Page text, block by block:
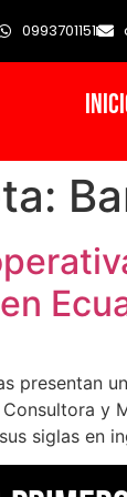
0993701151
presentan
y
siglas en